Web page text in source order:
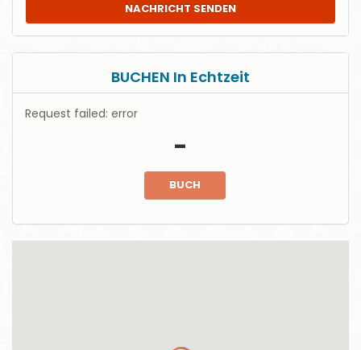
NACHRICHT SENDEN
BUCHEN In Echtzeit
Request failed: error
-
BUCH